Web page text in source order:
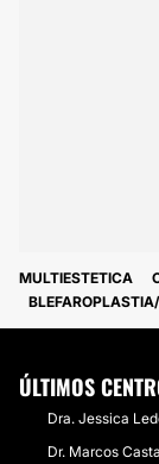
MULTIESTETICA
BLEFAROPLASTIA
ÚLTIMOS
Dra. Jessica
Dr. Marcos